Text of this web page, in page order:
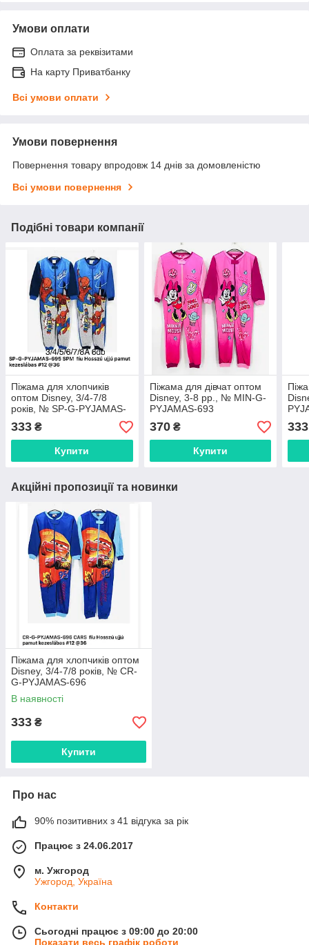
Умови оплати
Оплата за реквізитами
На карту Приватбанку
Всі умови оплати
Умови повернення
Повернення товару впродовж 14 днів за домовленістю
Всі умови повернення
Подібні товари компанії
Піжама для хлопчиків
оптом Disney, 3/4-7/8
років, № SP-G-PYJAMAS-
695
333 ₴
Купити
Піжама для дівчат оптом
Disney, 3-8 рр., № MIN-G-
PYJAMAS-693
370₴
Купити
333
Акційні пропозиції та новинки
Піжама для хлопчиків оптом
Disney, 3/4-7/8 років, № CR-
G-PYJAMAS-696
В наявності
333 ₴
Купити
Про нас
90% позитивних з 41 відгука за рік
Працює з 24.06.2017
м. Ужгород
Ужгород, Україна
Контакти
Сьогодні працює з 09:00 до 20:00
Показати весь графік роботи